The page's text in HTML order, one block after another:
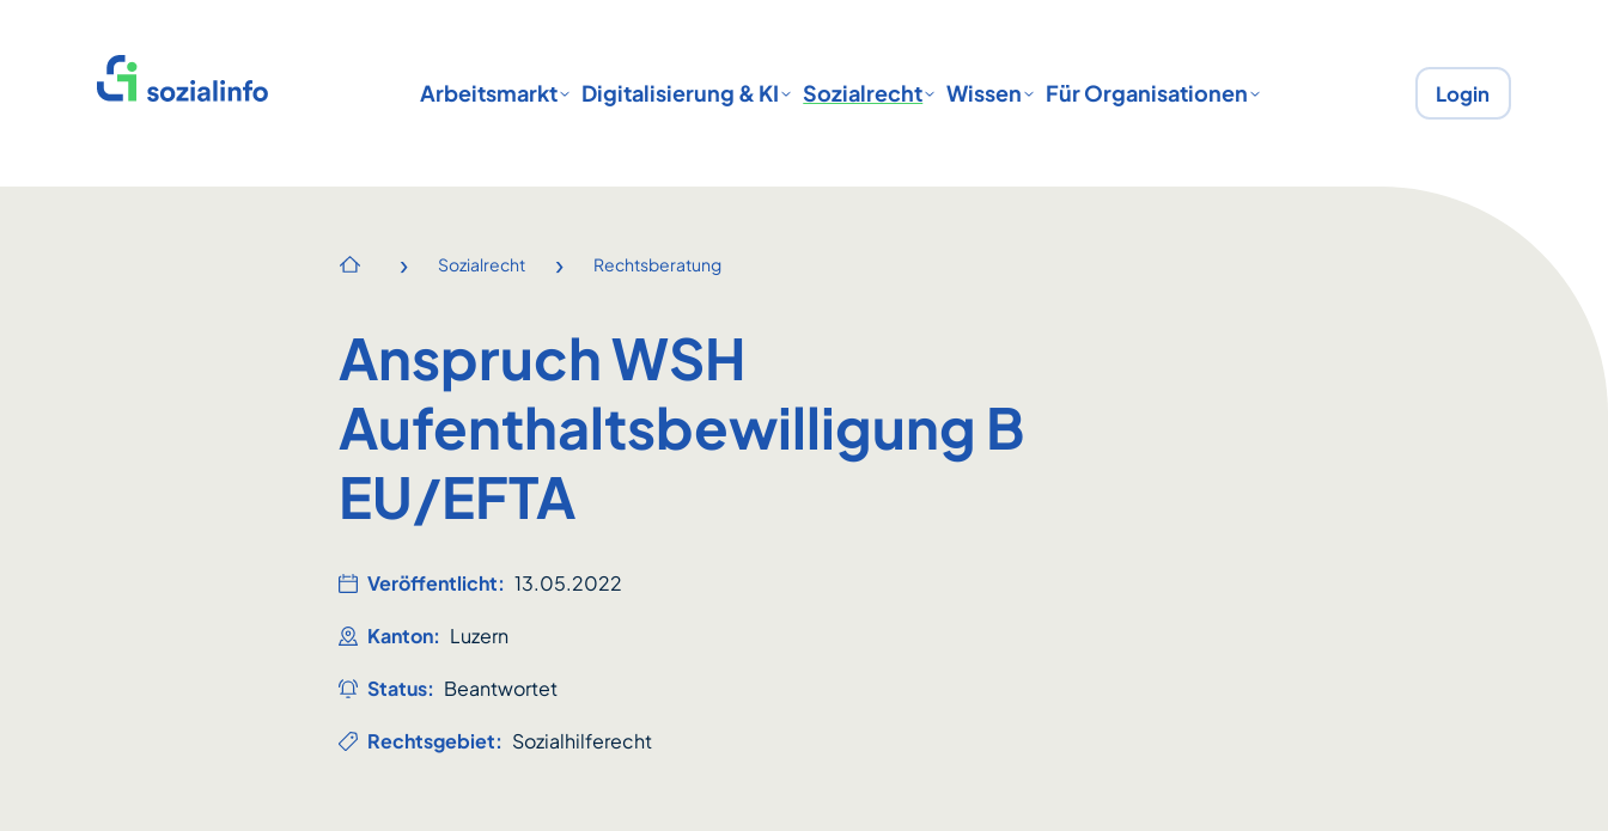
Startseite
Arbeitsmarkt Digitalisierung & KI Sozialrecht Wissen Für Organisationen Login
Startseite
› Sozialrecht › Rechtsberatung
Anspruch WSH
Aufenthaltsbewilligung B
EU/EFTA
Veröffentlicht: 13.05.2022
Kanton: Luzern
Status: Beantwortet
Rechtsgebiet: Sozialhilferecht